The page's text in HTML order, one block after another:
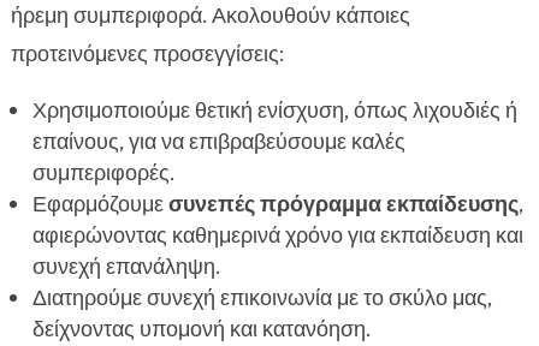
ήρεμη συμπεριφορά. Ακολουθούν κάποιες
προτεινόμενες προσεγγίσεις:
Χρησιμοποιούμε θετική ενίσχυση, όπως λιχουδιές ή
επαίνους, για να επιβραβεύσουμε καλές
συμπεριφορές.
Εφαρμόζουμεσυνεπές πρόγραμμα εκπαίδευσης,
αφιερώνοντας καθημερινά χρόνο για εκπαίδευση και
συνεχή επανάληψη.
Διατηρούμε συνεχή επικοινωνία με το σκύλο μας,
δείχνοντας υπομονή και κατανόηση.